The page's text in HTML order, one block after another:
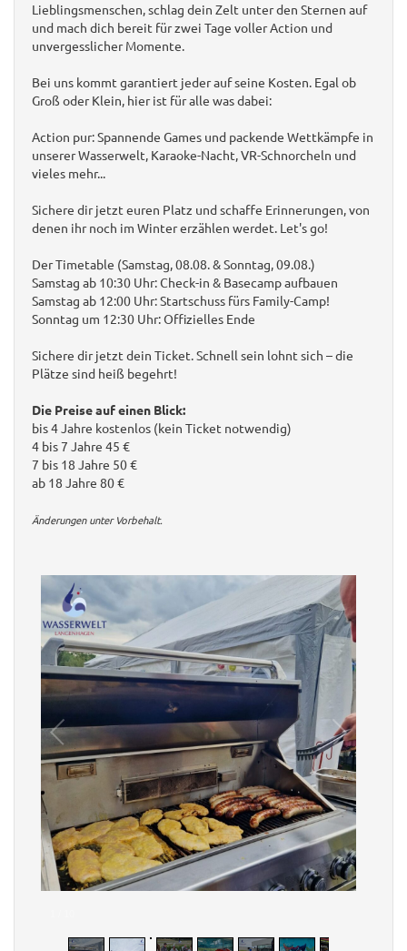
Lieblingsmenschen, schlag dein Zelt unter den Sternen auf
und mach dich bereit für zwei Tage voller Action und
unvergesslicher Momente.
Bei uns kommt garantiert jeder auf seine Kosten. Egal ob
Groß oder Klein, hier ist für alle was dabei:
Action pur: Spannende Games und packende Wettkämpfe in
unserer Wasserwelt, Karaoke-Nacht, VR-Schnorcheln und
vieles mehr...
Sichere dir jetzt euren Platz und schaffe Erinnerungen, von
denen ihr noch im Winter erzählen werdet. Let's go!
Der Timetable (Samstag, 08.08. & Sonntag, 09.08.)
Samstag ab 10:30 Uhr: Check-in & Basecamp aufbauen
Samstag ab 12:00 Uhr: Startschuss fürs Family-Camp!
Sonntag um 12:30 Uhr: Offizielles Ende
Sichere dir jetzt dein Ticket. Schnell sein lohnt sich – die
Plätze sind heiß begehrt!
Die Preise auf einen Blick:
bis 4 Jahre kostenlos (kein Ticket notwendig)
4 bis 7 Jahre 45 €
7 bis 18 Jahre 50 €
ab 18 Jahre 80 €
Änderungen unter Vorbehalt.